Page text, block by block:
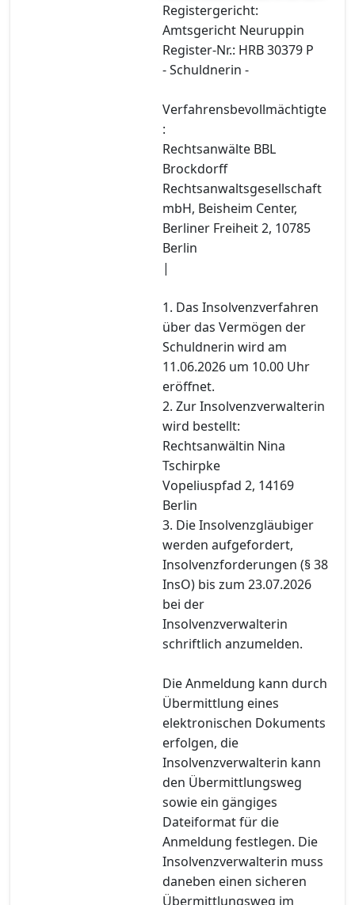
Registergericht:
Amtsgericht Neuruppin
Register-Nr.: HRB 30379 P
- Schuldnerin -
Verfahrensbevollmächtigte
:
Rechtsanwälte BBL
Brockdorff
Rechtsanwaltsgesellschaft
mbH, Beisheim Center,
Berliner Freiheit 2, 10785
Berlin
|
1. Das Insolvenzverfahren
über das Vermögen der
Schuldnerin wird am
11.06.2026 um 10.00 Uhr
eröffnet.
2. Zur Insolvenzverwalterin
wird bestellt:
Rechtsanwältin Nina
Tschirpke
Vopeliuspfad 2, 14169
Berlin
3. Die Insolvenzgläubiger
werden aufgefordert,
Insolvenzforderungen (§ 38
InsO) bis zum 23.07.2026
bei der
Insolvenzverwalterin
schriftlich anzumelden.
Die Anmeldung kann durch
Übermittlung eines
elektronischen Dokuments
erfolgen, die
Insolvenzverwalterin kann
den Übermittlungsweg
sowie ein gängiges
Dateiformat für die
Anmeldung festlegen. Die
Insolvenzverwalterin muss
daneben einen sicheren
Übermittlungsweg im